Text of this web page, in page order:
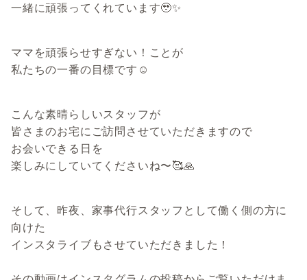
一緒に頑張ってくれています🥹✨
ママを頑張らせすぎない！ことが
私たちの一番の目標です☺️
こんな素晴らしいスタッフが
皆さまのお宅にご訪問させていただきますので
お会いできる日を
楽しみにしていてくださいね〜🥰🙏
そして、昨夜、家事代行スタッフとして働く側の方に
向けた
インスタライブもさせていただきました！